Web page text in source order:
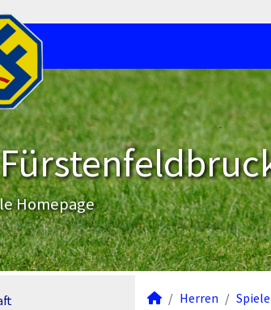
Homepage
Herren